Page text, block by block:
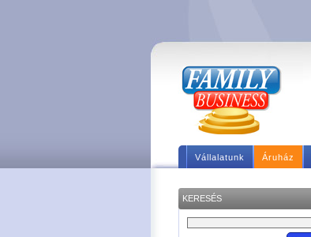
Vállalatunk Áruház
KERESÉS